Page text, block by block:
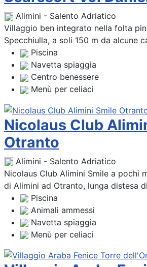
Alimini - Salento Adriatico
Villaggio ben integrato nella folta
Specchiulla, a soli 150 m da alcune
Piscina
Navetta spiaggia
Centro benessere
Menù per celiaci
Nicolaus Club
Otranto
Alimini - Salento Adriatico
Nicolaus Club Alimini Smile a pochi
di Alimini ad Otranto, lunga distesa
Piscina
Animali ammessi
Navetta spiaggia
Menù per celiaci